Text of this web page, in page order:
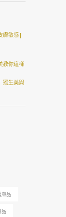
膚敏感|
教你這樣
獨生美與
膚品
品